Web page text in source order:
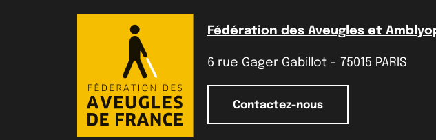
Fédération des Aveugles et
6 rue Gager Gabillot - 75015 PARIS
Contactez-nous